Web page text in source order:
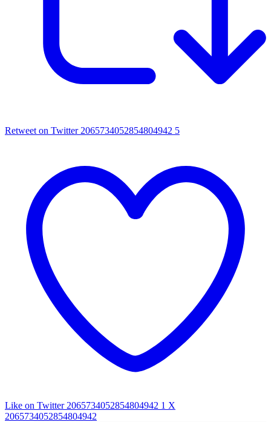
Retweet on Twitter 2065734052854804942 5
Like on Twitter 2065734052854804942 1 X
2065734052854804942